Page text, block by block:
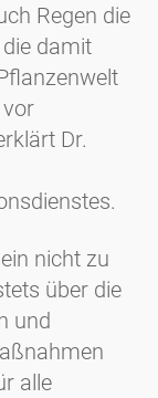
Regen die
damit
vor
Dr.
nicht zu
über die
und
alle